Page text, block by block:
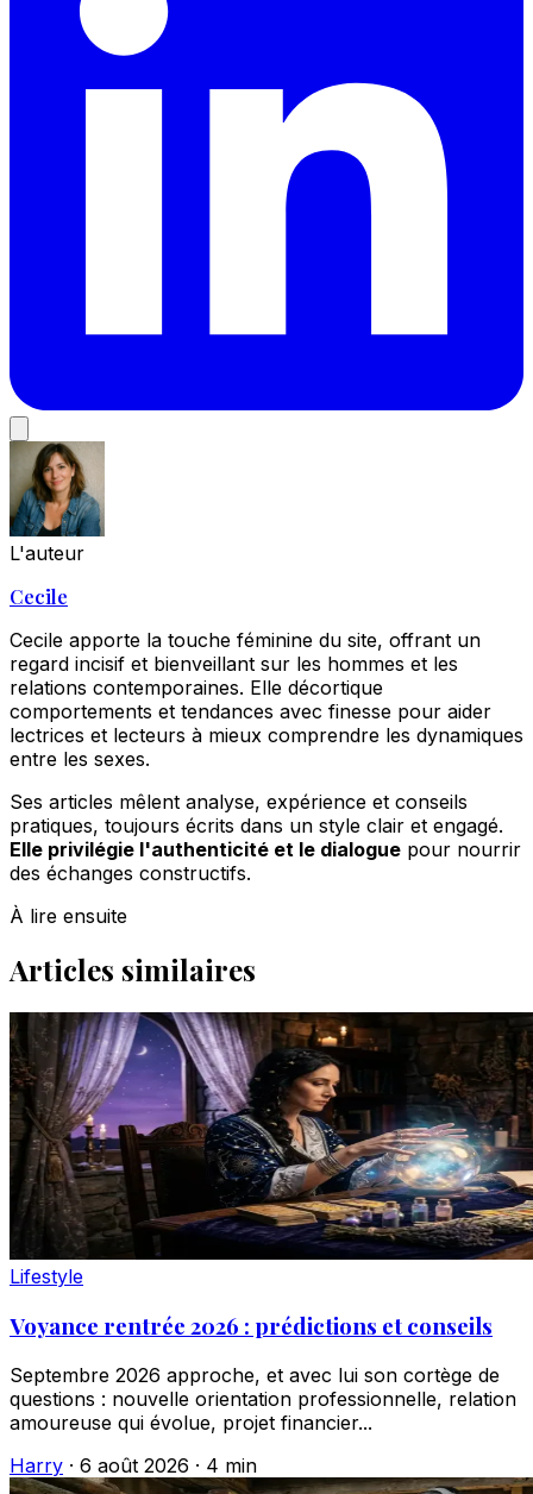
L'auteur
Cecile
Cecile apporte la touche féminine du site, offrant un
regard incisif et bienveillant sur les hommes et les
relations contemporaines. Elle décortique
comportements et tendances avec finesse pour aider
lectrices et lecteurs à mieux comprendre les dynamiques
entre les sexes.
Ses articles mêlent analyse, expérience et conseils
pratiques, toujours écrits dans un style clair et engagé.
Elle privilégie l'authenticité et le dialogue pour nourrir
des échanges constructifs.
À lire ensuite
Articles similaires
Lifestyle
Voyance rentrée 2026 : prédictions et conseils
Septembre 2026 approche, et avec lui son cortège de
questions : nouvelle orientation professionnelle, relation
amoureuse qui évolue, projet financier...
Harry · 6 août 2026 · 4 min